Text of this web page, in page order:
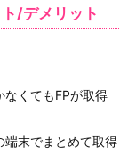
/デメリット
なくてもFPが取得
端末でまとめて取得